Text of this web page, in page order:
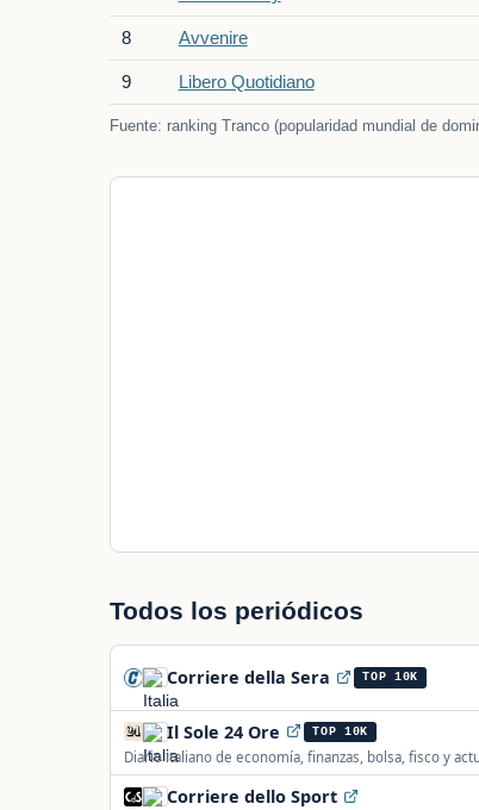
8 Avvenire
9 Libero Quotidiano
Fuente: ranking Tranco (popularidad mundial de
Todos los periódicos
Corriere della Sera TOP 10K
Il Sole 24 Ore TOP 10K
Diario italiano de economía, finanzas, bolsa, fisco y
fondos y créditos.
Corriere dello Sport